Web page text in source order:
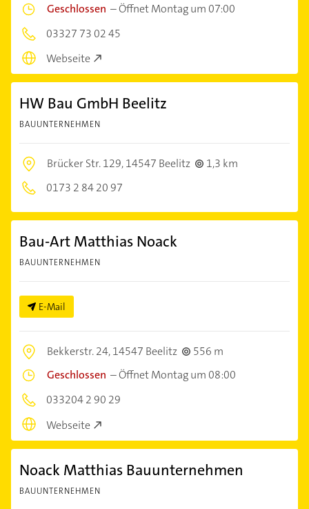
Geschlossen –Öffnet Montag um 07:00
03327 73 02 45
Webseite
HW Bau GmbH Beelitz
BAUUNTERNEHMEN
Brücker Str. 129,14547 Beelitz
1,3 km
0173 2 84 20 97
Bau-Art Matthias Noack
BAUUNTERNEHMEN
E-Mail
Bekkerstr. 24,14547 Beelitz
556 m
Geschlossen –Öffnet Montag um 08:00
033204 2 90 29
Webseite
Noack Matthias Bauunternehmen
BAUUNTERNEHMEN